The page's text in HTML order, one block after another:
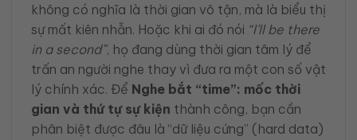
không có nghĩa là thời gian vô tận, mà là biểu thị
sự mất kiên nhẫn. Hoặc khi ai đó nói “I’ll be there
in a second”, họ đang dùng thời gian tâm lý để
trấn an người nghe thay vì đưa ra một con số vật
lý chính xác. Để Nghe bắt “time”: mốc thời
gian và thứ tự sự kiện thành công, bạn cần
phân biệt được đâu là “dữ liệu cứng” (hard data)